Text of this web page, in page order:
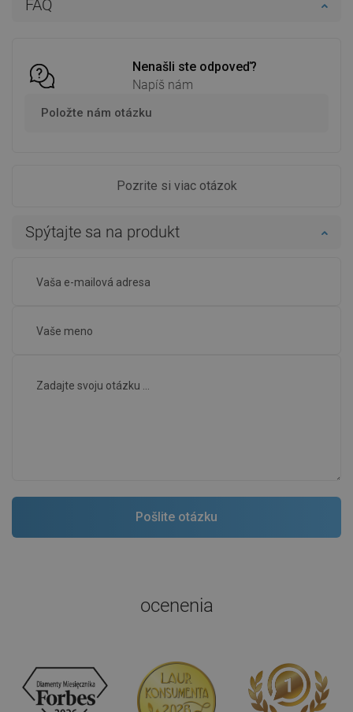
FAQ
Nenašli ste odpoveď?
Napíš nám
Položte nám otázku
Pozrite si viac otázok
Spýtajte sa na produkt
ocenenia